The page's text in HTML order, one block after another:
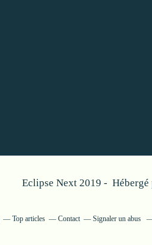
Eclipse Next 2019 - Hébergé
Top articles Contact Signaler un abus